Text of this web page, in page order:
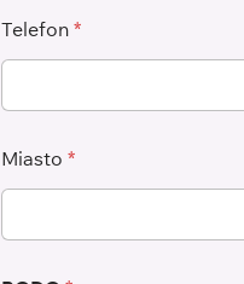
Telefon *
Miasto *